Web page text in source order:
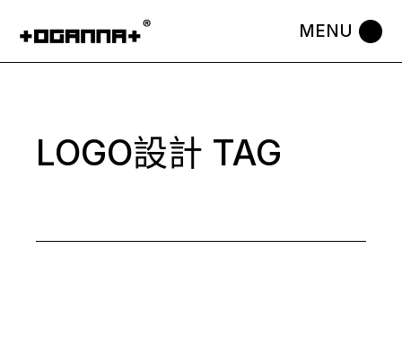
the
LOGO設計 TAG